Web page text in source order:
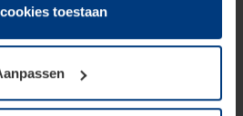
recht om cookies op uw
vereist is. Voor alle andere
benodigd. Uw
moment bij de uitleg van de
toestaan